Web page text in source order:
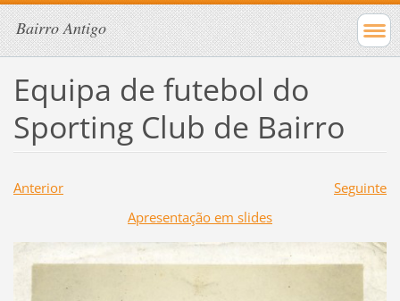
Bairro Antigo
Equipa de futebol do
Sporting Club de Bairro
Anterior
Seguinte
Apresentação em slides